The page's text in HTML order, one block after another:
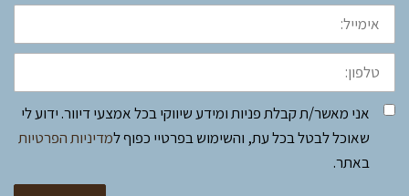
אימייל:
טלפון:
אני מאשר/ת קבלת פניות ומידע שיווקי בכל אמצעי דיוור. ידוע לי
שאוכל לבטל בכל עת, והשימוש בפרטיי כפוף למדיניות הפרטיות
באתר.